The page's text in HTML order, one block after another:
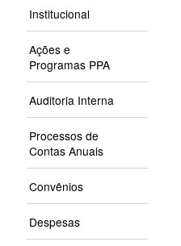
Institucional
Ações e
Programas PPA
Auditoria Interna
Processos de
Contas Anuais
Convênios
Despesas